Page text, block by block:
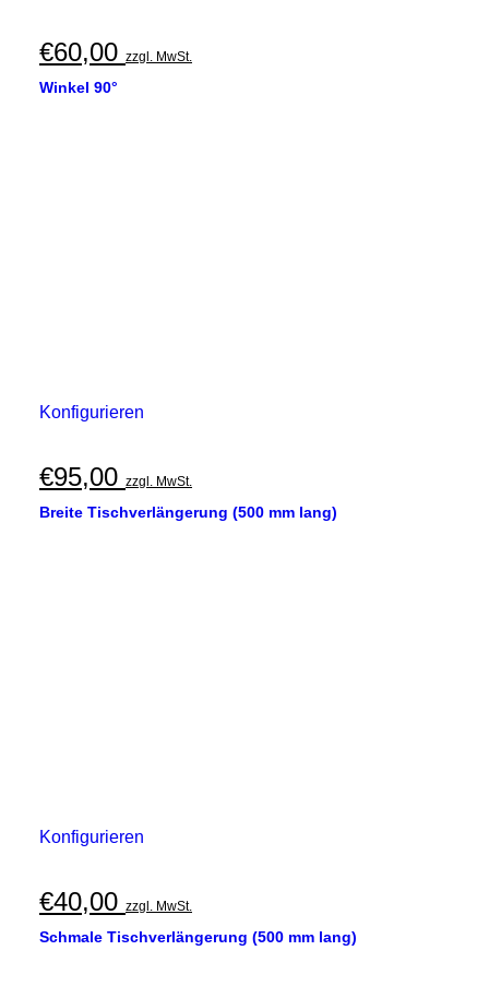
€60,00 zzgl. MwSt.
Winkel 90°
Konfigurieren
€95,00 zzgl. MwSt.
Breite Tischverlängerung (500 mm lang)
Konfigurieren
€40,00 zzgl. MwSt.
Schmale Tischverlängerung (500 mm lang)